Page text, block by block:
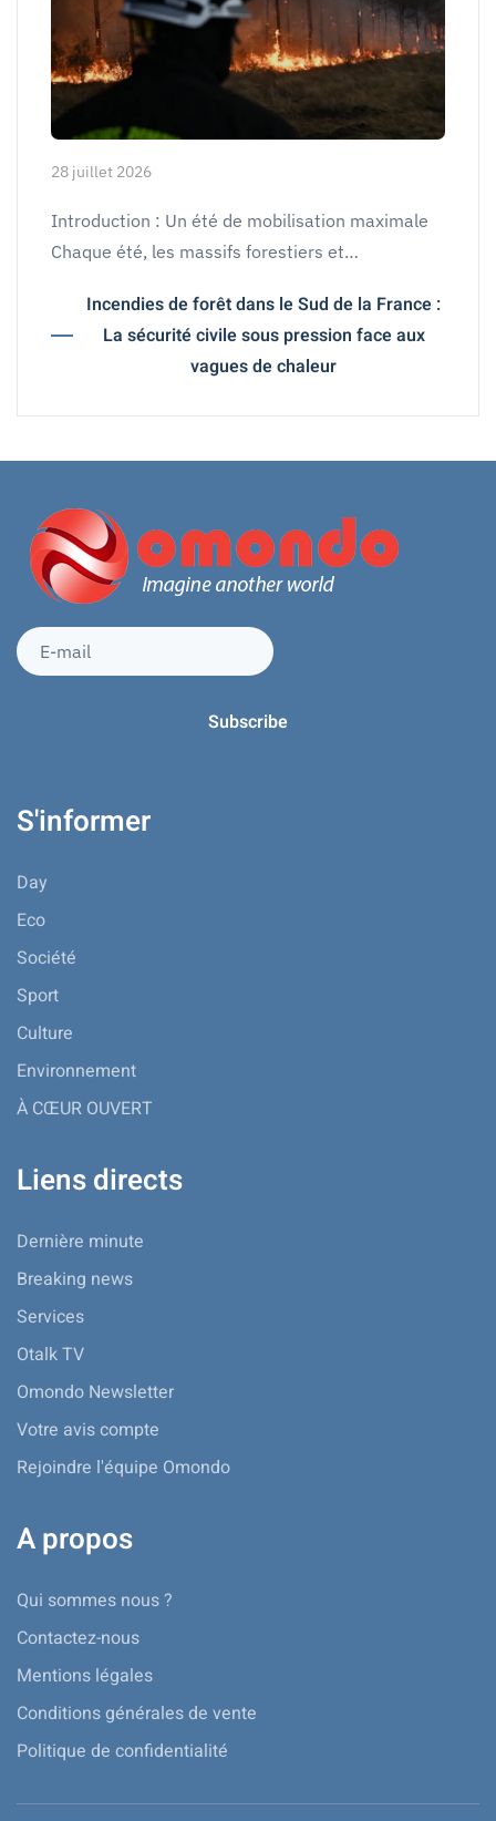
28 juillet 2026
Introduction : Un été de mobilisation maximale
Chaque été, les massifs forestiers et…
Incendies de forêt dans le Sud de la France :
La sécurité civile sous pression face aux
vagues de chaleur
S'informer
Day
Eco
Société
Sport
Culture
Environnement
À CŒUR OUVERT
Liens directs
Dernière minute
Breaking news
Services
Otalk TV
Omondo Newsletter
Votre avis compte
Rejoindre l'équipe Omondo
A propos
Qui sommes nous ?
Contactez-nous
Mentions légales
Conditions générales de vente
Politique de confidentialité